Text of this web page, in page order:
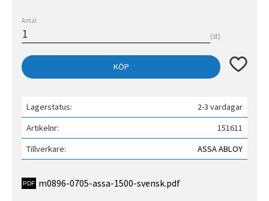
Antal
st
KÖP Lägg till
Lagerstatus
2-3 vardagar
Artikelnr
151611
Tillverkare
ASSA ABLOY
m0896-0705-assa-1500-svensk.pdf